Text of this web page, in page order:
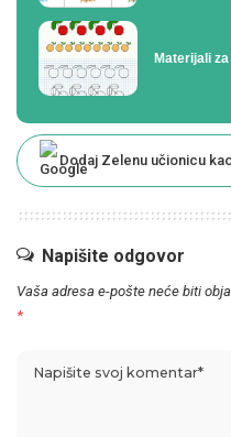
Materijali
Dodaj Zelenu učionicu
Napišite odgovor
Vaša adresa e-pošte neće biti
*